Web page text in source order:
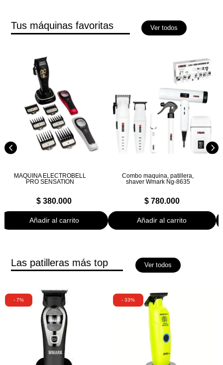
Tus máquinas favoritas Ver todos
MAQUINA ELECTROBELL
PRO SENSATION
$ 380.000
Añadir al carrito
Combo maquina, patillera,
shaver Wmark Ng-8635
$780.000
Añadir al carrito
Las patilleras más top Ver todos
- 7% - 33%